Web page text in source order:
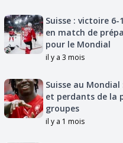
Suisse : victoire 6-
en match de
pour le Mondial
il y a 3 mois
Suisse au
et perdants de la
groupes
il y a 1 mois